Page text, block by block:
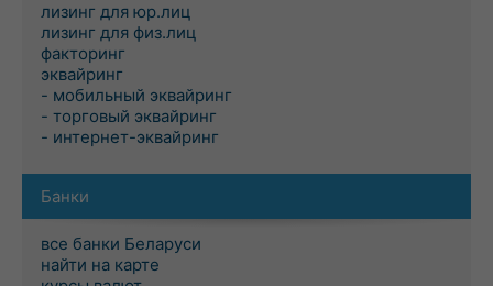
лизинг для юр.лиц
лизинг для физ.лиц
факторинг
эквайринг
- мобильный эквайринг
- торговый эквайринг
- интернет-эквайринг
Банки
все банки Беларуси
найти на карте